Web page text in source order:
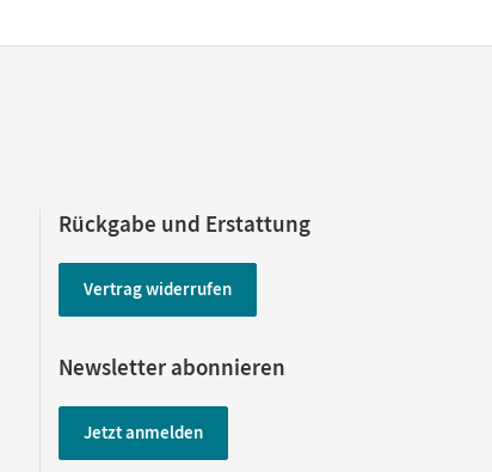
Rückgabe und Erstattung
Vertrag widerrufen
Newsletter abonnieren
Jetzt anmelden